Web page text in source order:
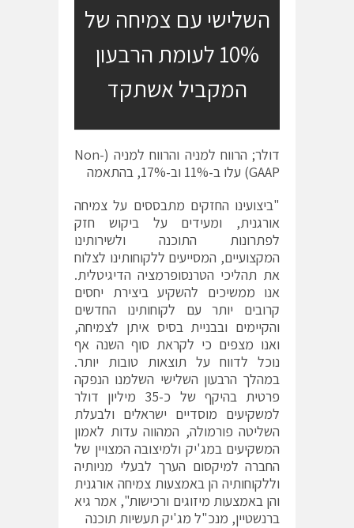
Mהשלישי עם צמיחה של
10% לעומת הרבעון
המקביל אשתקד
דולר; הרווח למניה והרווח למניה (Non-
GAAP) עלו ב-11% וב-17%, בהתאמה
"ביצועינו החזקים מתבססים על צמיחה
אורגנית, ומעידים על ביקוש חזק
לפתרונות התוכנה ולשירותינו
המקצועיים, המסייעים ללקוחותינו לצלוח
את תהליכי הטרנסופרמציה הדיגיטלית.
אנו ממשיכים להשקיע ביצירת יחסים
קרובים יותר עם לקוחותינו החדשים
והקיימים ובבניית בסיס איתן לצמיחה,
ואנו מצפים כי לקראת סוף השנה אף
נוכל לדווח על תוצאות טובות יותר.
במהלך הרבעון השלישי השלמנו הנפקה
פרטית בהיקף של כ-35 מיליון דולר
למשקיעים מוסדיים ישראלים ולבעלת
השליטה פורמולה, המהווה עדות לאמון
המשקיעים במג'יק ולמיצובה המצויין של
החברה למיקסום הערך לבעלי מניותיה
וללקוחותיה הן באמצעות צמיחה אורגנית
והן באמצעות מיזוגים ורכישות", אמר גיא
ברנשטיין, מנכ"ל מג'יק תעשיות תוכנה